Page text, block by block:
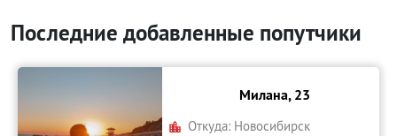
Последние добавленные попутчики
Милана, 23
Откуда: Новосибирск